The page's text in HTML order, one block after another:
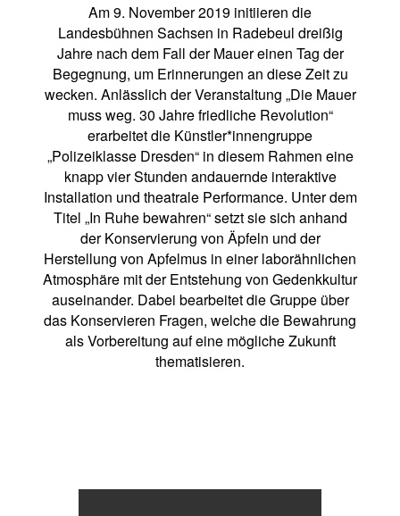
Am 9. November 2019 initiieren die
Landesbühnen Sachsen in Radebeul dreißig
Jahre nach dem Fall der Mauer einen Tag der
Begegnung, um Erinnerungen an diese Zeit zu
wecken. Anlässlich der Veranstaltung „Die Mauer
muss weg. 30 Jahre friedliche Revolution“
erarbeitet die Künstler*innengruppe
„Polizeiklasse Dresden“ in diesem Rahmen eine
knapp vier Stunden andauernde interaktive
Installation und theatrale Performance. Unter dem
Titel „In Ruhe bewahren“ setzt sie sich anhand
der Konservierung von Äpfeln und der
Herstellung von Apfelmus in einer laborähnlichen
Atmosphäre mit der Entstehung von Gedenkkultur
auseinander. Dabei bearbeitet die Gruppe über
das Konservieren Fragen, welche die Bewahrung
als Vorbereitung auf eine mögliche Zukunft
thematisieren.